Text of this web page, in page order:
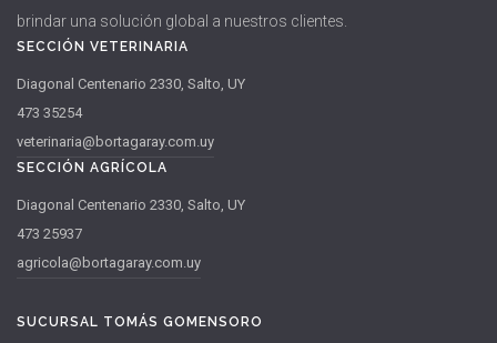
brindar una solución global a nuestros clientes.
SECCIÓN VETERINARIA
Diagonal Centenario 2330, Salto, UY
473 35254
veterinaria@bortagaray.com.uy
SECCIÓN AGRÍCOLA
Diagonal Centenario 2330, Salto, UY
473 25937
agricola@bortagaray.com.uy
SUCURSAL TOMÁS GOMENSORO